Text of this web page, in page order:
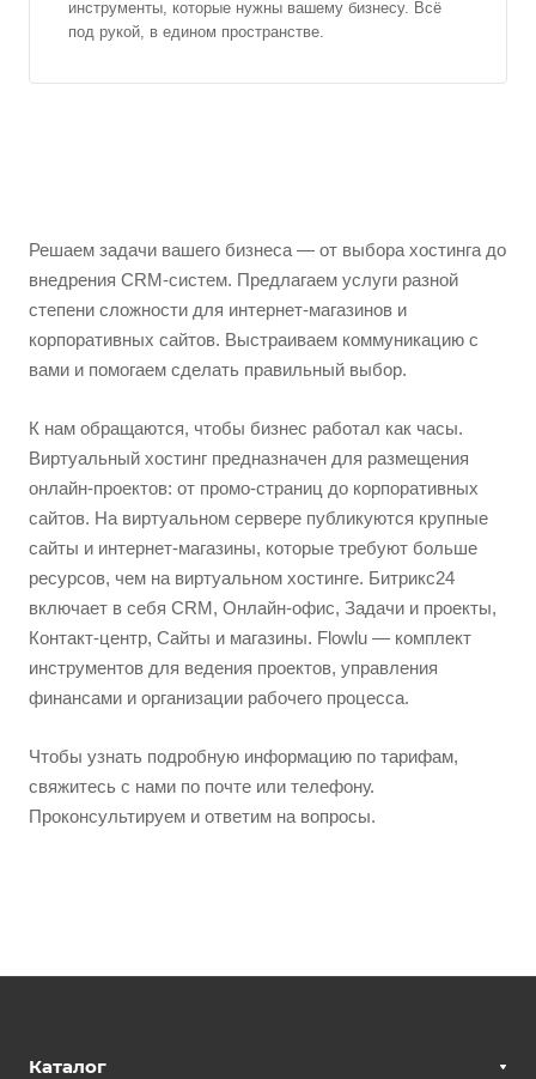
инструменты, которые нужны вашему бизнесу. Всё
под рукой, в едином пространстве.
Решаем задачи вашего бизнеса — от выбора хостинга до
внедрения CRM-систем. Предлагаем услуги разной
степени сложности для интернет-магазинов и
корпоративных сайтов. Выстраиваем коммуникацию с
вами и помогаем сделать правильный выбор.
К нам обращаются, чтобы бизнес работал как часы.
Виртуальный хостинг предназначен для размещения
онлайн-проектов: от промо-страниц до корпоративных
сайтов. На виртуальном сервере публикуются крупные
сайты и интернет-магазины, которые требуют больше
ресурсов, чем на виртуальном хостинге. Битрикс24
включает в себя CRM, Онлайн-офис, Задачи и проекты,
Контакт-центр, Сайты и магазины. Flowlu — комплект
инструментов для ведения проектов, управления
финансами и организации рабочего процесса.
Чтобы узнать подробную информацию по тарифам,
свяжитесь с нами по почте или телефону.
Проконсультируем и ответим на вопросы.
Каталог